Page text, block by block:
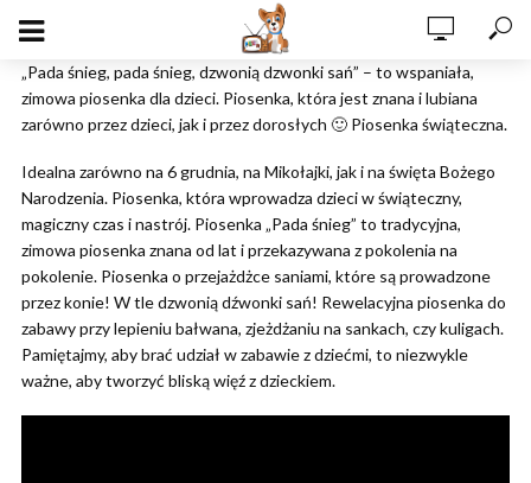
„Pada śnieg, pada śnieg, dzwonią dzwonki sań” – to wspaniała,
zimowa piosenka dla dzieci. Piosenka, która jest znana i lubiana
zarówno przez dzieci, jak i przez dorosłych 🙂 Piosenka świąteczna.
Idealna zarówno na 6 grudnia, na Mikołajki, jak i na święta Bożego
Narodzenia. Piosenka, która wprowadza dzieci w świąteczny,
magiczny czas i nastrój. Piosenka „Pada śnieg” to tradycyjna,
zimowa piosenka znana od lat i przekazywana z pokolenia na
pokolenie. Piosenka o przejażdżce saniami, które są prowadzone
przez konie! W tle dzwonią dźwonki sań! Rewelacyjna piosenka do
zabawy przy lepieniu bałwana, zjeżdżaniu na sankach, czy kuligach.
Pamiętajmy, aby brać udział w zabawie z dziećmi, to niezwykle
ważne, aby tworzyć bliską więź z dzieckiem.